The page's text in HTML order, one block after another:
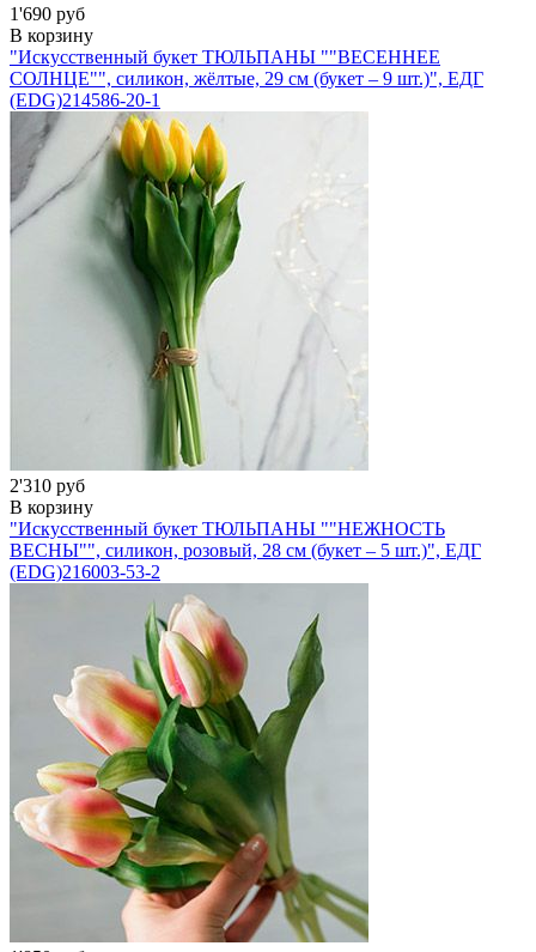
1'690 руб
В корзину
"Искусственный букет ТЮЛЬПАНЫ ""ВЕСЕННЕЕ
СОЛНЦЕ"", силикон, жёлтые, 29 см (букет – 9 шт.)", ЕДГ
(EDG)214586-20-1
2'310 руб
В корзину
"Искусственный букет ТЮЛЬПАНЫ ""НЕЖНОСТЬ
ВЕСНЫ"", силикон, розовый, 28 см (букет – 5 шт.)", ЕДГ
(EDG)216003-53-2